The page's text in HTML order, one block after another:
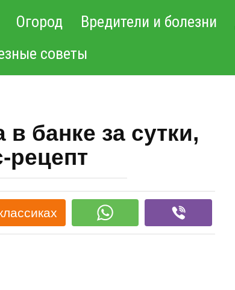
Огород Вредители и болезни
советы
банке за сутки,
рецепт